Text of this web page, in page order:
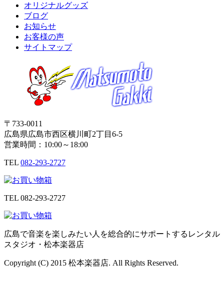
オリジナルグッズ
ブログ
お知らせ
お客様の声
サイトマップ
〒733-0011
広島県広島市西区横川町2丁目6-5
営業時間：10:00～18:00
TEL 082-293-2727
TEL 082-293-2727
広島で音楽を楽しみたい人を総合的にサポートするレンタル
スタジオ・松本楽器店
Copyright (C) 2015 松本楽器店. All Rights Reserved.